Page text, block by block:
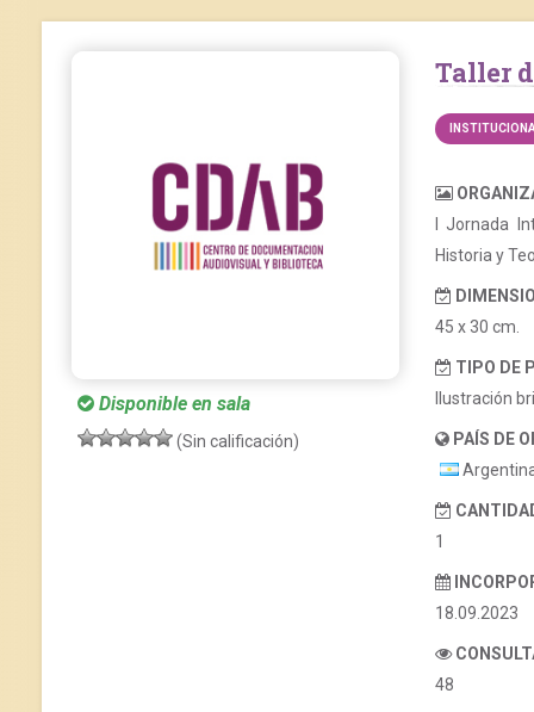
Disponible en sala
(Sin calificación)
Taller
I Jornada
Historia y
45 x 30 cm.
TIPO DE
Ilustración
PAÍS DE
1
18.09.2023
48